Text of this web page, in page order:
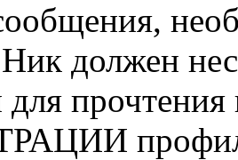
должен
для
профиль